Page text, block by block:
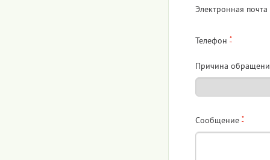
Электронная почта
*
Телефон
Причина
*
Сообщение